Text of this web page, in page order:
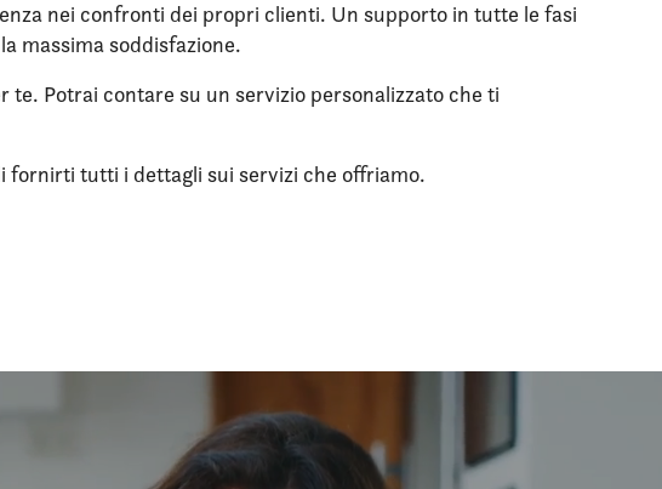
nei confronti dei propri clienti. Un supporto in tutte le fasi
massima soddisfazione.
te. Potrai contare su un servizio personalizzato che ti
fornirti tutti i dettagli sui servizi che offriamo.